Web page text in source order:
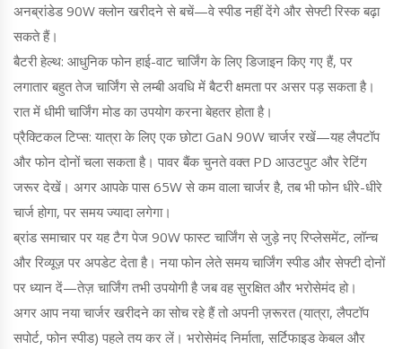
अनब्रांडेड 90W क्लोन खरीदने से बचें—वे स्पीड नहीं देंगे और सेफ्टी रिस्क बढ़ा
सकते हैं।
बैटरी हेल्थ: आधुनिक फोन हाई-वाट चार्जिंग के लिए डिजाइन किए गए हैं, पर
लगातार बहुत तेज चार्जिंग से लम्बी अवधि में बैटरी क्षमता पर असर पड़ सकता है।
रात में धीमी चार्जिंग मोड का उपयोग करना बेहतर होता है।
प्रैक्टिकल टिप्स: यात्रा के लिए एक छोटा GaN 90W चार्जर रखें—यह लैपटॉप
और फोन दोनों चला सकता है। पावर बैंक चुनते वक्त PD आउटपुट और रेटिंग
जरूर देखें। अगर आपके पास 65W से कम वाला चार्जर है, तब भी फोन धीरे-धीरे
चार्ज होगा, पर समय ज्यादा लगेगा।
ब्रांड समाचार पर यह टैग पेज 90W फास्ट चार्जिंग से जुड़े नए रिप्लेसमेंट, लॉन्च
और रिव्यूज़ पर अपडेट देता है। नया फोन लेते समय चार्जिंग स्पीड और सेफ्टी दोनों
पर ध्यान दें—तेज़ चार्जिंग तभी उपयोगी है जब वह सुरक्षित और भरोसेमंद हो।
अगर आप नया चार्जर खरीदने का सोच रहे हैं तो अपनी ज़रूरत (यात्रा, लैपटॉप
सपोर्ट, फोन स्पीड) पहले तय कर लें। भरोसेमंद निर्माता, सर्टिफाइड केबल और